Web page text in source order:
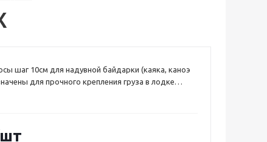
шаг 10см для надувной байдарки (каяка, каноэ
для прочного крепления груза в лодке
куском шаг люверса 10см ВНИМАНИЕ ЦЕНА ЗА
ЛЮВЕРС ДЛИННОЙ 30СМ). Люверсы